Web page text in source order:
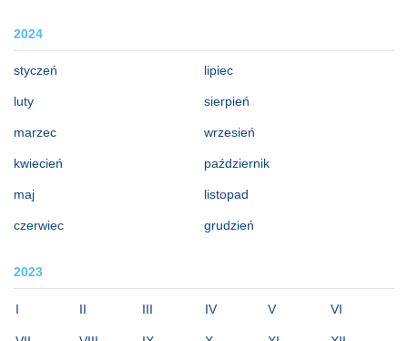
2024
styczeń
luty
marzec
kwiecień
maj
czerwiec
lipiec
sierpień
wrzesień
październik
listopad
grudzień
2023
I II III IV V VI